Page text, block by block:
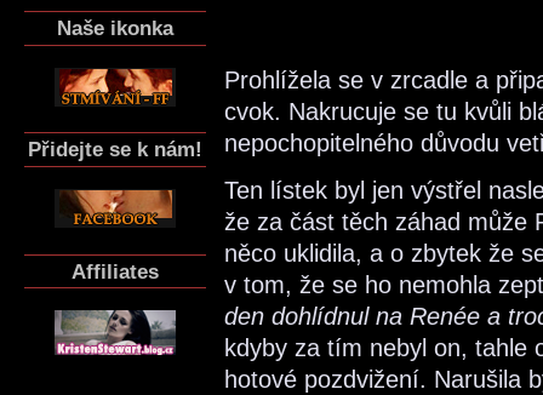
Naše ikonka
Přidejte se k nám!
Affiliates
Prohlížela se v zrcadle a
cvok. Nakrucuje se tu kvůli
nepochopitelného důvodu
Ten lístek byl jen výstřel
že za část těch záhad může
něco uklidila, a o zbytek že
v tom, že se ho nemohla
den dohlídnul na Renée a
kdyby za tím nebyl on, tahle
hotové pozdvižení. Narušila